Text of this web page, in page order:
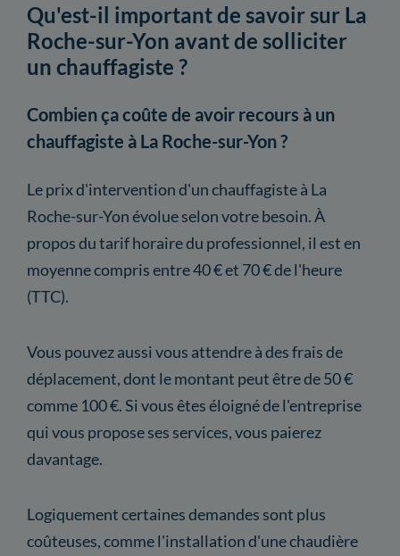
Qu'est-il important de savoir sur La
Roche-sur-Yon avant de solliciter
un chauffagiste ?
Combien ça coûte de avoir recours à un
chauffagiste à La Roche-sur-Yon ?
Le prix d'intervention d'un chauffagiste à La
Roche-sur-Yon évolue selon votre besoin. À
propos du tarif horaire du professionnel, il est en
moyenne compris entre 40 € et 70 € de l'heure
(TTC).
Vous pouvez aussi vous attendre à des frais de
déplacement, dont le montant peut être de 50 €
comme 100 €. Si vous êtes éloigné de l'entreprise
qui vous propose ses services, vous paierez
davantage.
Logiquement certaines demandes sont plus
coûteuses, comme l'installation d'une chaudière